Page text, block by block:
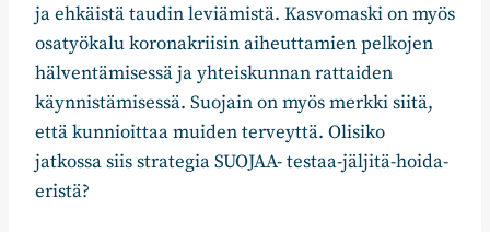
ja ehkäistä taudin leviämistä. Kasvomaski on myös
osatyökalu koronakriisin aiheuttamien pelkojen
hälventämisessä ja yhteiskunnan rattaiden
käynnistämisessä. Suojain on myös merkki siitä,
että kunnioittaa muiden terveyttä. Olisiko
jatkossa siis strategia SUOJAA- testaa-jäljitä-hoida-
eristä?